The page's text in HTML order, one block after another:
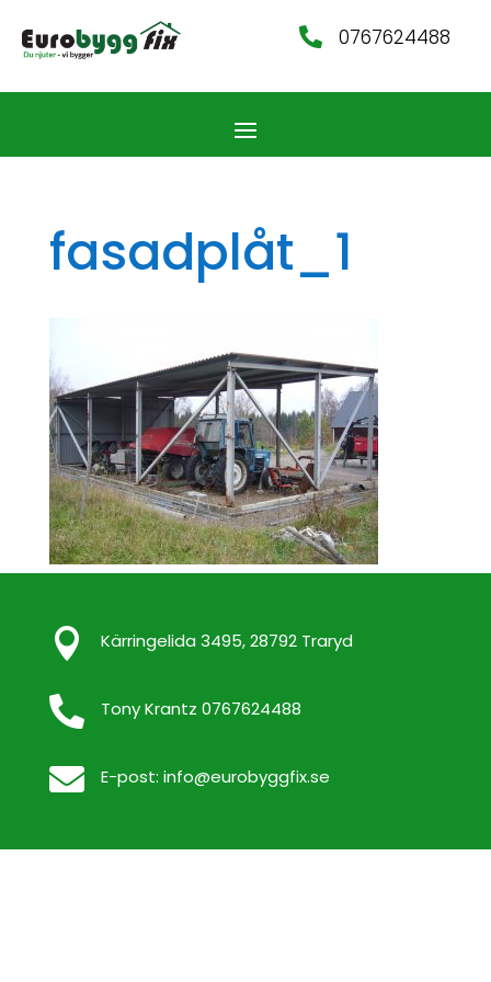
 0767624488
fasadplåt_1
 Kärringelida 3495, 28792 Traryd
 Tony Krantz 0767624488
 E-post: info@eurobyggfix.se